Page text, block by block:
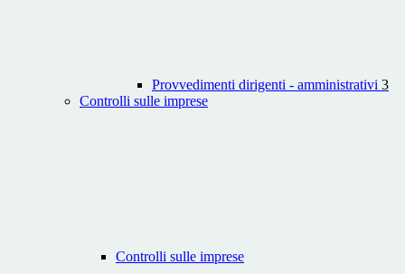
Provvedimenti dirigenti - amministrativi 3
Controlli sulle imprese
Controlli sulle imprese